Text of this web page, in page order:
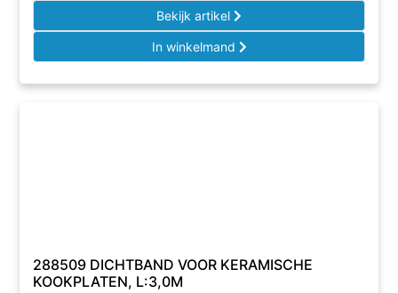
Bekijk artikel
In winkelmand
288509 DICHTBAND VOOR KERAMISCHE
KOOKPLATEN, L:3,0M